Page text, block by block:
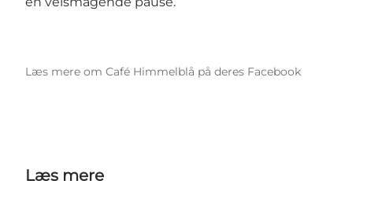
Læs mere om Café Himmelblå på deres Facebook
Læs mere